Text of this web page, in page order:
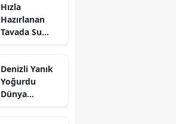
Hızla
Hazırlanan
Tavada Su
Sofralarınıza
Lezzet Katın!
Denizli Yanık
Yoğurdu
Dünya